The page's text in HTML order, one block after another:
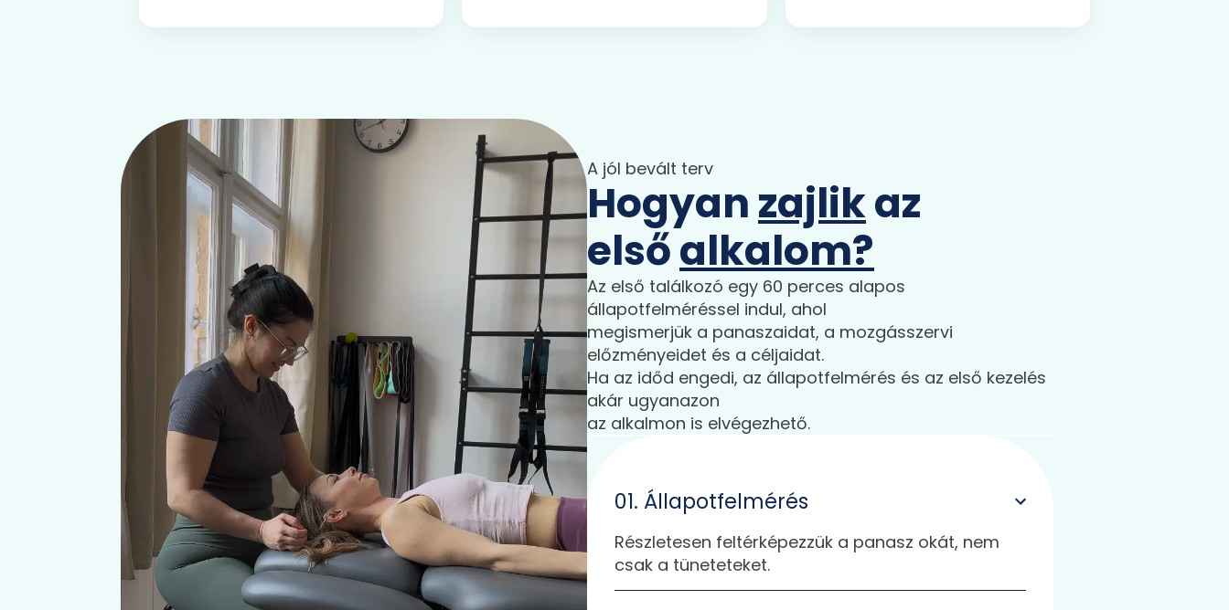
A jól bevált terv
Hogyanzajlikaz
elsőalkalom?
Az első találkozó egy 60 perces alapos
állapotfelméréssel indul, ahol
megismerjük a panaszaidat, a mozgásszervi
előzményeidet és a céljaidat.
Ha az időd engedi, az állapotfelmérés és az első kezelés
akár ugyanazon
az alkalmon is elvégezhető.
01. Állapotfelmérés
Részletesen feltérképezzük a panasz okát, nem
csak a tüneteteket.